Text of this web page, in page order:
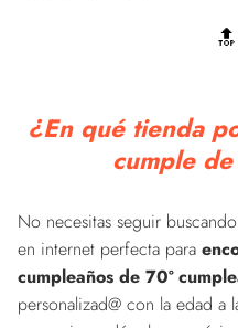
¿En qué tienda
cumple
No necesitas seguir
en internet perfecta para
cumpleaños de 70º
personalizad@ con la edad a